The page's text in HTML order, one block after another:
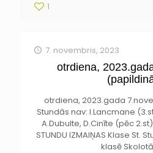
1
7. novembris, 2023
otrdiena,
otrdiena, 2023.gada
Stundās nav: I.Lancmane
A.Dubulte, D.Cinīte (pēc
STUNDU IZMAIŅAS Klase St.
klasē